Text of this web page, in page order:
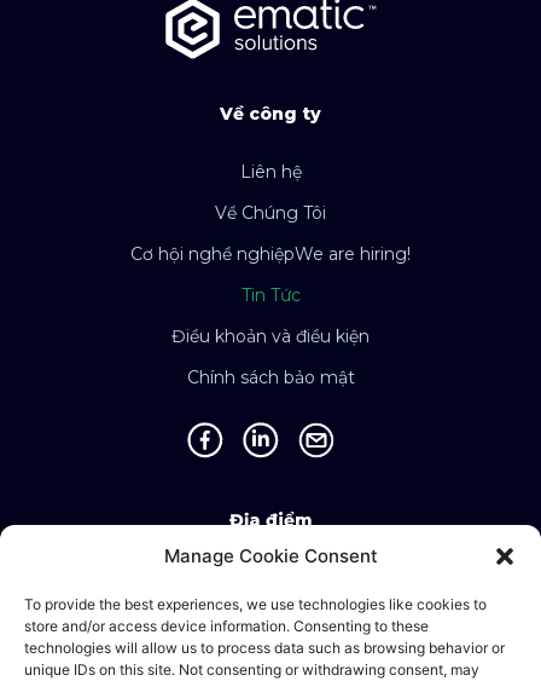
Manage Cookie Consent
To provide the best experiences, we use technologies like cookies to
store and/or access device information. Consenting to these
technologies will allow us to process data such as browsing behavior or
unique IDs on this site. Not consenting or withdrawing consent, may
Về công ty
Liên hệ
Về Chúng Tôi
Cơ hội nghề nghiệpWe are hiring!
Tin Tức
Điều khoản và điều kiện
Chính sách bảo mật
Địa điểm
Singapore • Malaysia • Indonesia • Vietnam •
Thailand • Philippines • Taiwan • Hong Kong •
Bosnia • United Kingdom • China